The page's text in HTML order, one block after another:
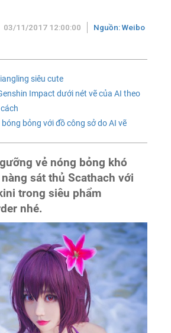
03/11/2017 12:00:00 Nguồn: Weibo
siêu cute
Impact dưới nét vẽ của AI theo
bóng bỏng với đồ công sở do AI vẽ
vẻ nóng bỏng khó
sát thủ Scathach với
trong siêu phẩm
nhé.